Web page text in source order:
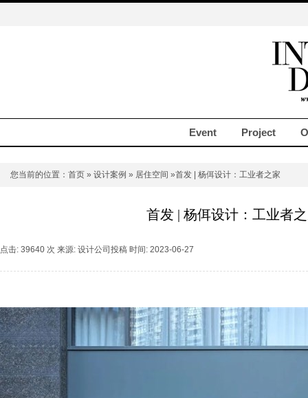
Event Project
您当前的位置： 首页 » 设计案例 » 居住空间 »首发 | 杨佴设计：工业者之家
首发 | 杨佴设计：工业者
点击: 39640 次 来源: 设计公司投稿 时间: 2023-06-27